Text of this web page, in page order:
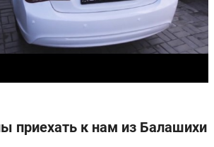
приехать к нам из Балашихи